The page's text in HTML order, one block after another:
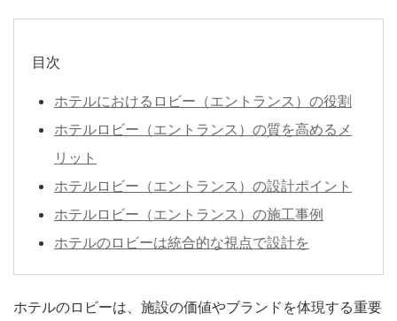
目次
ホテルにおけるロビー（エントランス）の役割
ホテルロビー（エントランス）の質を高めるメ
リット
ホテルロビー（エントランス）の設計ポイント
ホテルロビー（エントランス）の施工事例
ホテルのロビーは統合的な視点で設計を
ホテルのロビーは、施設の価値やブランドを体現する重要